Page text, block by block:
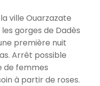
ville Ouarzazate
gorges de Dadès
première nuit
Arrêt possible
de femmes
à partir de roses.